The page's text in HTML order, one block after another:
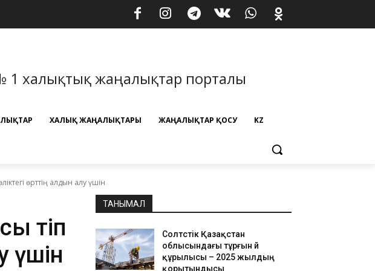
1 халықтық жаңалықтар порталы
ХАЛЫҚ ЖАҢАЛЫҚТАРЫ ЖАҢАЛЫҚТАР ҚОСУ KZ
өрттің алдын алу үшін
өтіп
үшін
ТАНЫМАЛ
Солтүстік Қазақстан
облысындағы тұрғын үй
құрылысы – 2025 жылдың
қорытындысы